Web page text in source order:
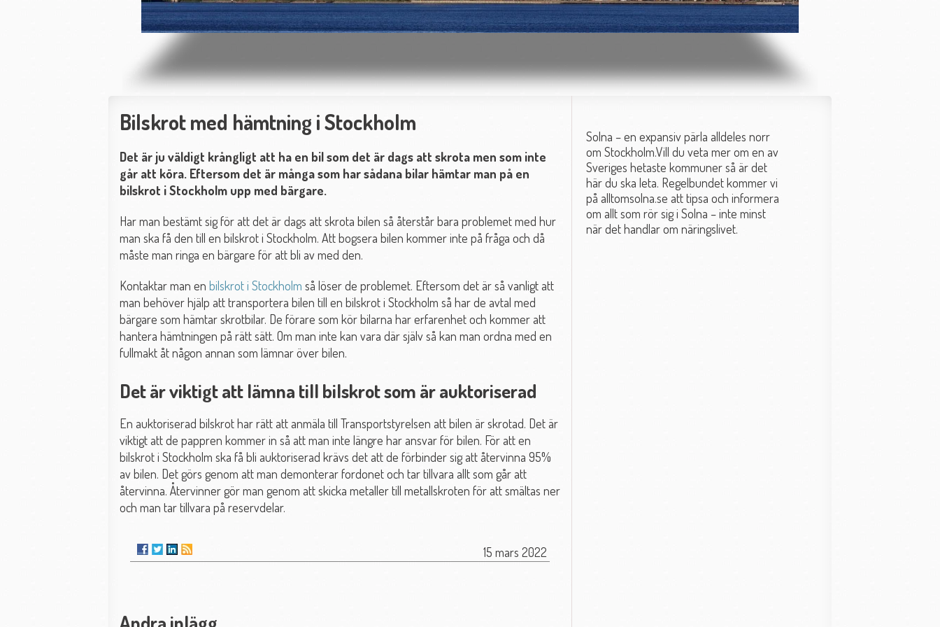
Bilskrot med hämtning i Stockholm
Det är ju väldigt krångligt att ha en bil som det är dags att skrota men som inte
går att köra. Eftersom det är många som har sådana bilar hämtar man på en
bilskrot i Stockholm upp med bärgare.
Har man bestämt sig för att det är dags att skrota bilen så återstår bara problemet med hur
man ska få den till en bilskrot i Stockholm. Att bogsera bilen kommer inte på fråga och då
måste man ringa en bärgare för att bli av med den.
Kontaktar man en bilskrot i Stockholm så löser de problemet. Eftersom det är så vanligt att
man behöver hjälp att transportera bilen till en bilskrot i Stockholm så har de avtal med
bärgare som hämtar skrotbilar. De förare som kör bilarna har erfarenhet och kommer att
hantera hämtningen på rätt sätt. Om man inte kan vara där själv så kan man ordna med en
fullmakt åt någon annan som lämnar över bilen.
Det är viktigt att lämna till bilskrot som är auktoriserad
En auktoriserad bilskrot har rätt att anmäla till Transportstyrelsen att bilen är skrotad. Det är
viktigt att de pappren kommer in så att man inte längre har ansvar för bilen. För att en
bilskrot i Stockholm ska få bli auktoriserad krävs det att de förbinder sig att återvinna 95%
av bilen. Det görs genom att man demonterar fordonet och tar tillvara allt som går att
återvinna. Återvinner gör man genom att skicka metaller till metallskroten för att smältas ner
och man tar tillvara på reservdelar.
15 mars 2022
Andra inlägg
Solna – en expansiv pärla alldeles norr
om Stockholm.Vill du veta mer om en av
Sveriges hetaste kommuner så är det
här du ska leta. Regelbundet kommer vi
på alltomsolna.se att tipsa och informera
om allt som rör sig i Solna – inte minst
när det handlar om näringslivet.